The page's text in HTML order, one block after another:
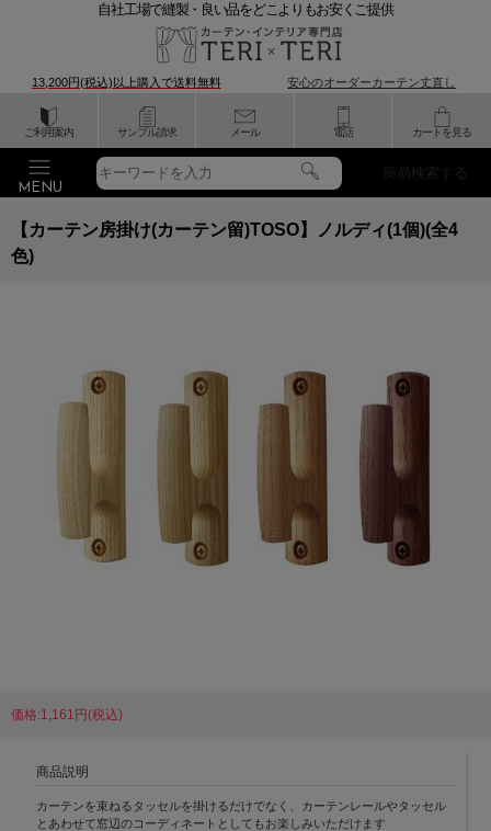
ご利用案内 サンプル請求 メール 電話 カートを見る
自社工場で縫製・良い品をどこよりもお安くご提供
13,200円(税込)以上購入で送料無料 安心のオーダーカーテン丈直し
簡易検索する
【カーテン房掛け(カーテン留)TOSO】ノルディ(1個)(全4
色)
価格:1,161円(税込)
商品説明
カーテンを束ねるタッセルを掛けるだけでなく、カーテンレールやタッセル
とあわせて窓辺のコーディネートとしてもお楽しみいただけます